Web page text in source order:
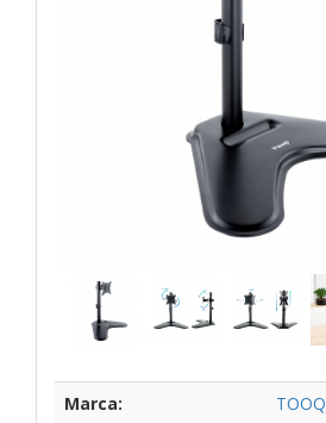
Marca:
TOOQ